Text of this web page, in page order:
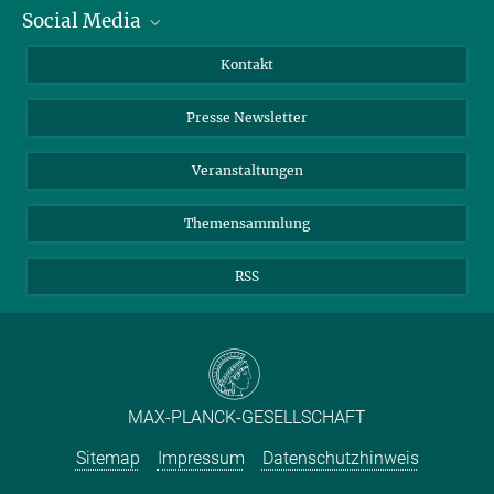
Zahlen und Fakten
Meldestelle Fehlverhalten
Bluesky
Social Media
YouTube
Kontakt
Presse Newsletter
Veranstaltungen
Themensammlung
RSS
MAX-PLANCK-GESELLSCHAFT
Sitemap
Impressum Datenschutzhinweis